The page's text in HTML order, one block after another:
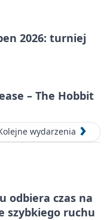
2026: turniej
– The Hobbit
wydarzenia
odbiera czas na
szybkiego ruchu